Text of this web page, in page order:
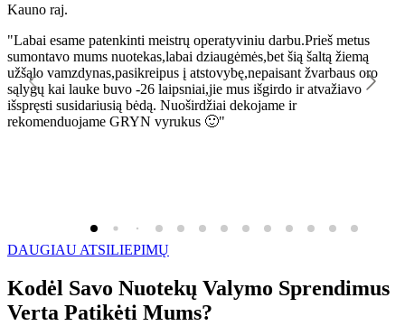
Kauno raj.
"Labai esame patenkinti meistrų operatyviniu darbu.Prieš metus
sumontavo mums nuotekas,labai dziaugėmės,bet šią šaltą žiemą
užšąlo vamzdynas,pasikreipus į atstovybę,nepaisant žvarbaus oro
sąlygų kai lauke buvo -26 laipsniai,jie mus išgirdo ir atvažiavo
išspręsti susidariusią bėdą. Nuoširdžiai dekojame ir
rekomenduojame GRYN vyrukus 🙂"
DAUGIAU ATSILIEPIMŲ
Kodėl Savo Nuotekų Valymo Sprendimus
Verta Patikėti Mums?